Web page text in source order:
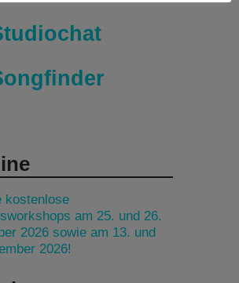
kostenlose
am 25. und 26.
2026 sowie am 13. und
2026!